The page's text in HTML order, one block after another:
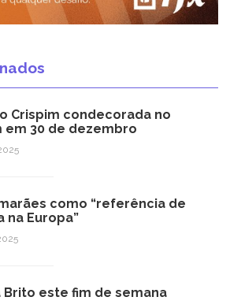
Crispim condecorada no
em 30 de dezembro
como “referência de
na Europa”
Brito este fim de semana